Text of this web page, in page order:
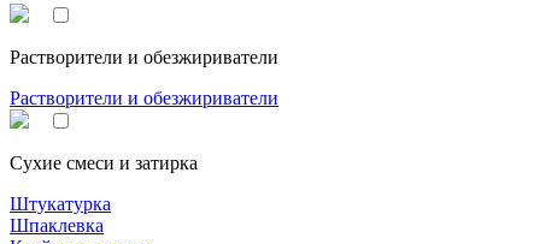
Растворители и обезжириватели
Растворители и обезжириватели
Сухие смеси и затирка
Штукатурка
Шпаклевка